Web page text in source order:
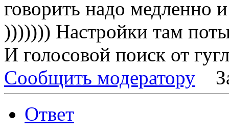
говорить надо медленно
))))))) Настройки там
И голосовой поиск от
Сообщить модератору
Ответ